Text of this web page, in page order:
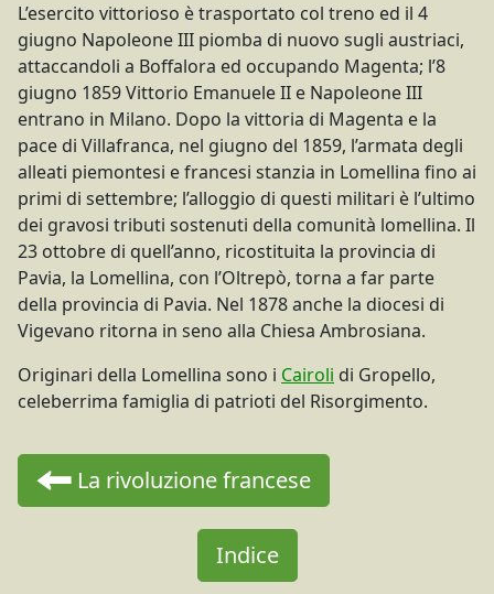
L’esercito vittorioso è trasportato col treno ed il 4
giugno Napoleone III piomba di nuovo sugli austriaci,
attaccandoli a Boffalora ed occupando Magenta; l’8
giugno 1859 Vittorio Emanuele II e Napoleone III
entrano in Milano. Dopo la vittoria di Magenta e la
pace di Villafranca, nel giugno del 1859, l’armata degli
alleati piemontesi e francesi stanzia in Lomellina fino ai
primi di settembre; l’alloggio di questi militari è l’ultimo
dei gravosi tributi sostenuti della comunità lomellina. Il
23 ottobre di quell’anno, ricostituita la provincia di
Pavia, la Lomellina, con l’Oltrepò, torna a far parte
della provincia di Pavia. Nel 1878 anche la diocesi di
Vigevano ritorna in seno alla Chiesa Ambrosiana.
Originari della Lomellina sono i Cairoli di Gropello,
celeberrima famiglia di patrioti del Risorgimento.
La rivoluzione francese
Indice